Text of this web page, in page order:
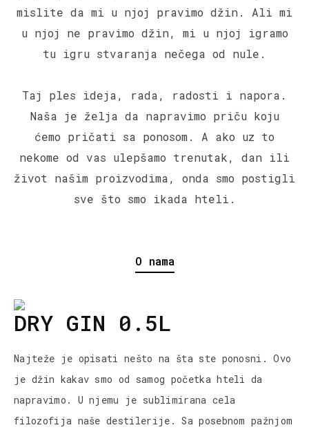
mislite da mi u njoj pravimo džin. Ali mi
u njoj ne pravimo džin, mi u njoj igramo
tu igru stvaranja nečega od nule.
Taj ples ideja, rada, radosti i napora.
Naša je želja da napravimo priču koju
ćemo pričati sa ponosom. A ako uz to
nekome od vas ulepšamo trenutak, dan ili
život našim proizvodima, onda smo postigli
sve što smo ikada hteli.
О nama
DRY GIN 0.5L
Najteže je opisati nešto na šta ste ponosni. Ovo
je džin kakav smo od samog početka hteli da
napravimo. U njemu je sublimirana cela
filozofija naše destilerije. Sa posebnom pažnjom